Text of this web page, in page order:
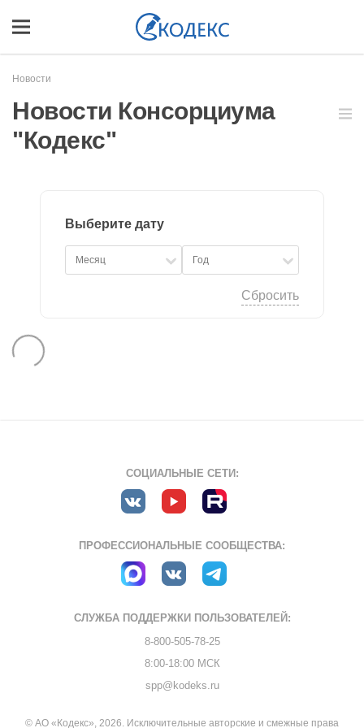
Новости
Новости Консорциума
"Кодекс"
Выберите дату
Сбросить
СОЦИАЛЬНЫЕ СЕТИ:
ПРОФЕССИОНАЛЬНЫЕ СООБЩЕСТВА:
СЛУЖБА ПОДДЕРЖКИ ПОЛЬЗОВАТЕЛЕЙ:
8-800-505-78-25
8:00-18:00 МСК
spp@kodeks.ru
© АО «Кодекс», 2026. Исключительные авторские и смежные права